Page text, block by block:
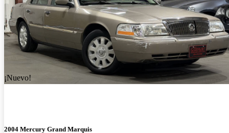
¡Nuevo!
2004 Mercury Grand Marquis